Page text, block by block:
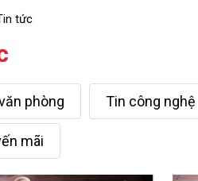
tức
phòng Tin công nghệ
mãi